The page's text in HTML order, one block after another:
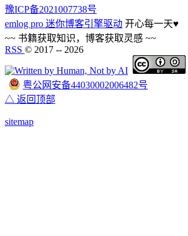
豫ICP备2021007738号
emlog pro 迷你博客引擎驱动 开心每一天♥
~~ 书籍获取知识，博客获取灵感 ~~
RSS © 2017 -- 2026
粤公网安备44030002006482号
△ 返回顶部
sitemap